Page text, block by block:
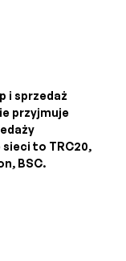
i sprzedaż
przyjmuje
sieci to TRC20,
BSC.